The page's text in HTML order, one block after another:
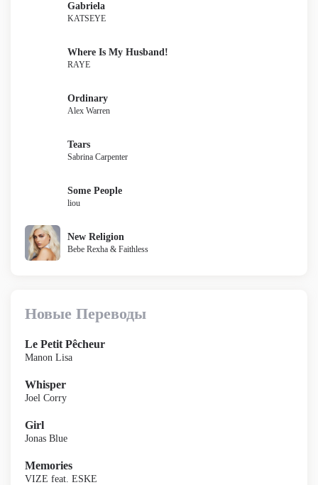
Gabriela
KATSEYE
Where Is My Husband!
RAYE
Ordinary
Alex Warren
Tears
Sabrina Carpenter
Some People
liou
New Religion
Bebe Rexha & Faithless
Новые Переводы
Le Petit Pêcheur
Manon Lisa
Whisper
Joel Corry
Girl
Jonas Blue
Memories
VIZE feat. ESKE